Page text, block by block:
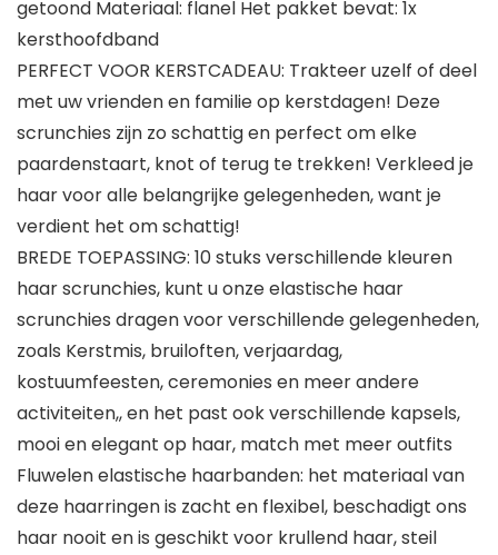
getoond Materiaal: flanel Het pakket bevat: 1x
kersthoofdband
PERFECT VOOR KERSTCADEAU: Trakteer uzelf of deel
met uw vrienden en familie op kerstdagen! Deze
scrunchies zijn zo schattig en perfect om elke
paardenstaart, knot of terug te trekken! Verkleed je
haar voor alle belangrijke gelegenheden, want je
verdient het om schattig!
BREDE TOEPASSING: 10 stuks verschillende kleuren
haar scrunchies, kunt u onze elastische haar
scrunchies dragen voor verschillende gelegenheden,
zoals Kerstmis, bruiloften, verjaardag,
kostuumfeesten, ceremonies en meer andere
activiteiten,, en het past ook verschillende kapsels,
mooi en elegant op haar, match met meer outfits
Fluwelen elastische haarbanden: het materiaal van
deze haarringen is zacht en flexibel, beschadigt ons
haar nooit en is geschikt voor krullend haar, steil